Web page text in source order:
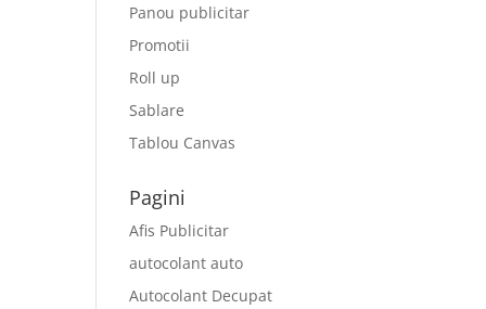
Panou publicitar
Promotii
Roll up
Sablare
Tablou Canvas
Pagini
Afis Publicitar
autocolant auto
Autocolant Decupat